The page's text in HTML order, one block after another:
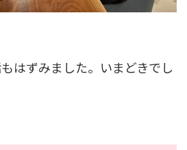
はずみました。いまどきでし